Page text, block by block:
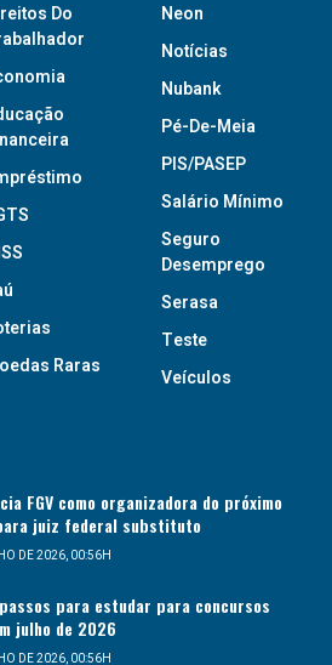
Do
Raras
Neon
Notícias
Nubank
Pé-De-Meia
PIS/PASEP
Salário Mínimo
Seguro
Desemprego
Serasa
Teste
Veículos
FGV como organizadora do próximo
juiz federal substituto
DE 2026, 00:56H
para estudar para concursos
julho de 2026
DE 2026, 00:56H